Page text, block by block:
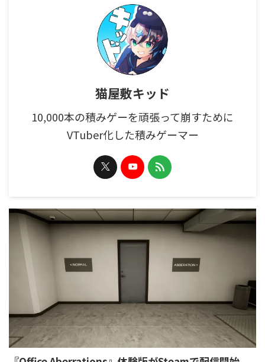
猫屋敷キッド
10,000本の積みゲーを頑張って崩すために
VTuber化した積みゲーマー